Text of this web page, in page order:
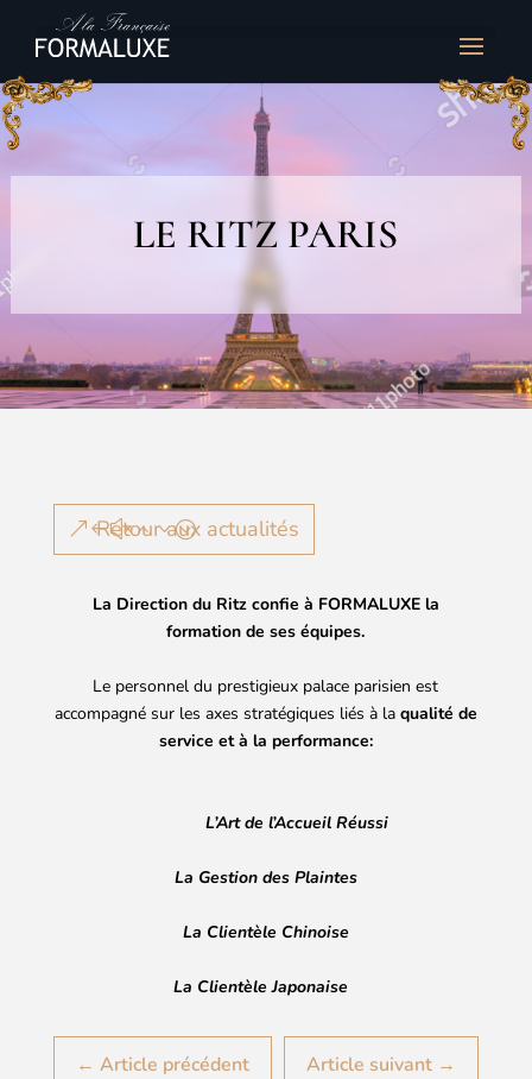
LE RITZ PARIS
Retour aux actualités
La Direction du Ritz confie à FORMALUXE la
formation de ses équipes.
Le personnel du prestigieux palace parisien est
accompagné sur les axes stratégiques liés à laqualité de
service et à la performance:
L’Art de l’Accueil Réussi
La Gestion des Plaintes
La Clientèle Chinoise
La Clientèle Japonaise
← Article précédent Article suivant →